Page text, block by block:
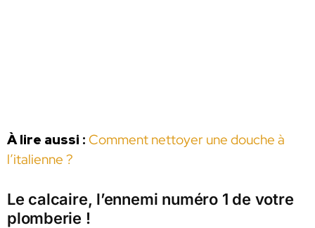
À lire aussi : Comment nettoyer une douche à
l’italienne ?
Le calcaire, l’ennemi numéro 1 de votre
plomberie !